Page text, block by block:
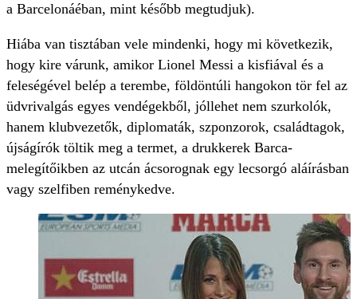
a Barcelonáéban, mint később megtudjuk).
Hiába van tisztában vele mindenki, hogy mi következik,
hogy kire várunk, amikor Lionel Messi a kisfiával és a
feleségével belép a terembe, földöntúli hangokon tör fel az
üdvrivalgás egyes vendégekből, jóllehet nem szurkolók,
hanem klubvezetők, diplomaták, szponzorok, családtagok,
újságírók töltik meg a termet, a drukkerek Barca-
melegítőikben az utcán ácsorognak egy lecsorgó aláírásban
vagy szelfiben reménykedve.